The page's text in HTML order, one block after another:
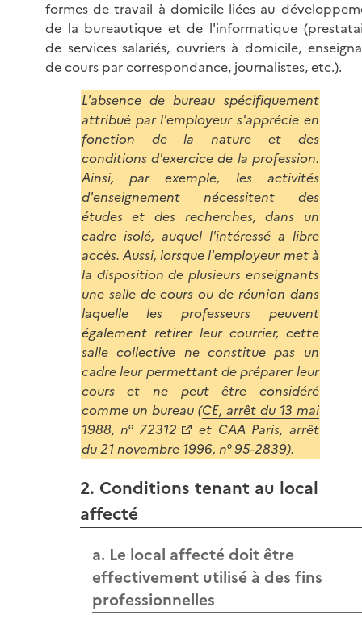
formes de travail à domicile liées au
de la bureautique et de l'informatique
de services salariés, ouvriers à domicile,
de cours par correspondance, journalistes, etc.).
L'absence de bureau spécifiquement
attribué par l'employeur s'apprécie en
fonction de la nature et des
conditions d'exercice de la profession.
Ainsi, par exemple, les activités
d'enseignement nécessitent des
études et des recherches, dans un
cadre isolé, auquel l'intéressé a libre
accès. Aussi, lorsque l'employeur met à
la disposition de plusieurs enseignants
une salle de cours ou de réunion dans
laquelle les professeurs peuvent
également retirer leur courrier, cette
salle collective ne constitue pas un
cadre leur permettant de préparer leur
cours et ne peut être considéré
comme un bureau (CE, arrêt du 13 mai
1988, n° 72312
et CAA Paris, arrêt
du 21 novembre 1996, n° 95-2839).
2. Conditions tenant au local
affecté
a. Le local affecté doit être
effectivement utilisé à des fins
professionnelles